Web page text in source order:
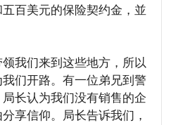
百美元的保险契约金，並
我们来到这些地方，所以
们开路。有一位弟兄到警
长认为我们没有销售的企
享信仰。局长告诉我们，